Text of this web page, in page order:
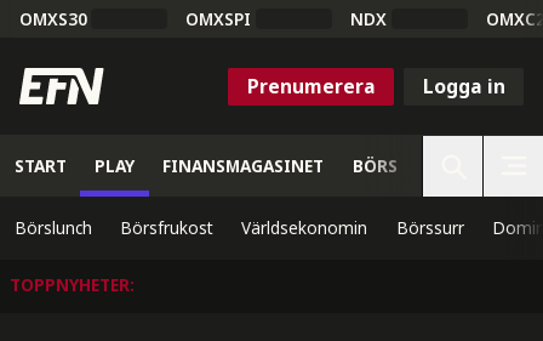
OMXS30 OMXSPI NDX
Prenumerera Logga in
START PLAY FINANSMAGASINET BÖRS
Börslunch Börsfrukost Världsekonomin Börssurr
TOPPNYHETER: